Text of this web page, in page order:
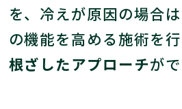
を、冷えが原因の場合は
の機能を高める施術を行
根ざしたアプローチが